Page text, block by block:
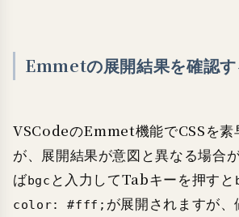
Emmetの展開結果を確認す
VSCodeのEmmet機能でCSSを素
が、展開結果が意図と異なる場合
ばbgc と入力してTabキーを押すと
color: #fff; が展開されますが